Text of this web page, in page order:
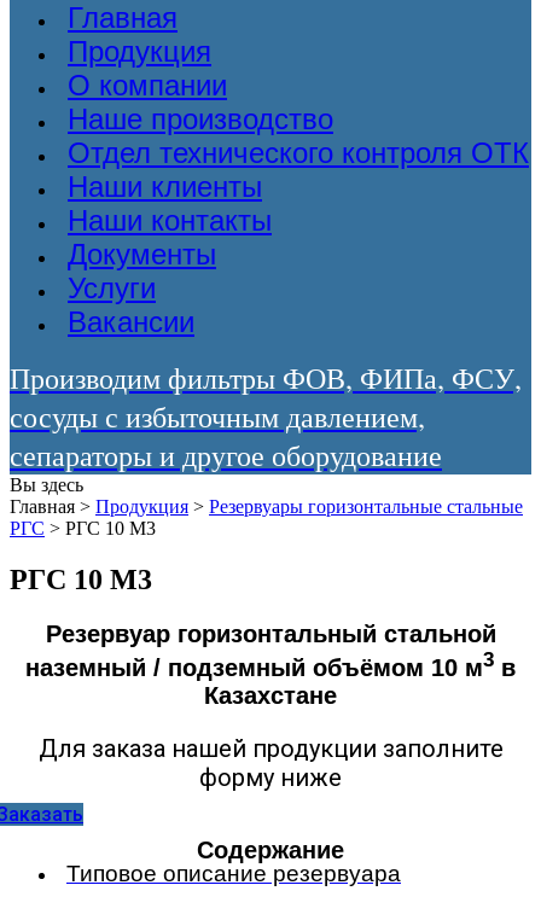
Главная
Продукция
О компании
Наше производство
Отдел технического контроля ОТК
Наши клиенты
Наши контакты
Документы
Услуги
Вакансии
Производим фильтры ФОВ, ФИПа, ФСУ,
сосуды с избыточным давлением,
сепараторы и другое оборудование
Вы здесь
Главная > Продукция > Резервуары горизонтальные стальные
РГС > РГС 10 М3
РГС 10 М3
Резервуар горизонтальный стальной
наземный / подземный объёмом 10 м3 в
Казахстане
Для заказа нашей продукции заполните
форму ниже
Содержание
Типовое описание резервуара